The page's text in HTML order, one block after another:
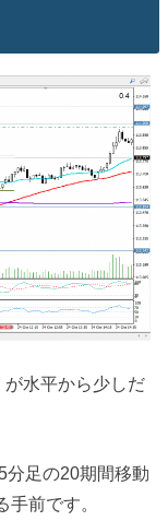
水平から少しだ
分足の20期間移動
前です。